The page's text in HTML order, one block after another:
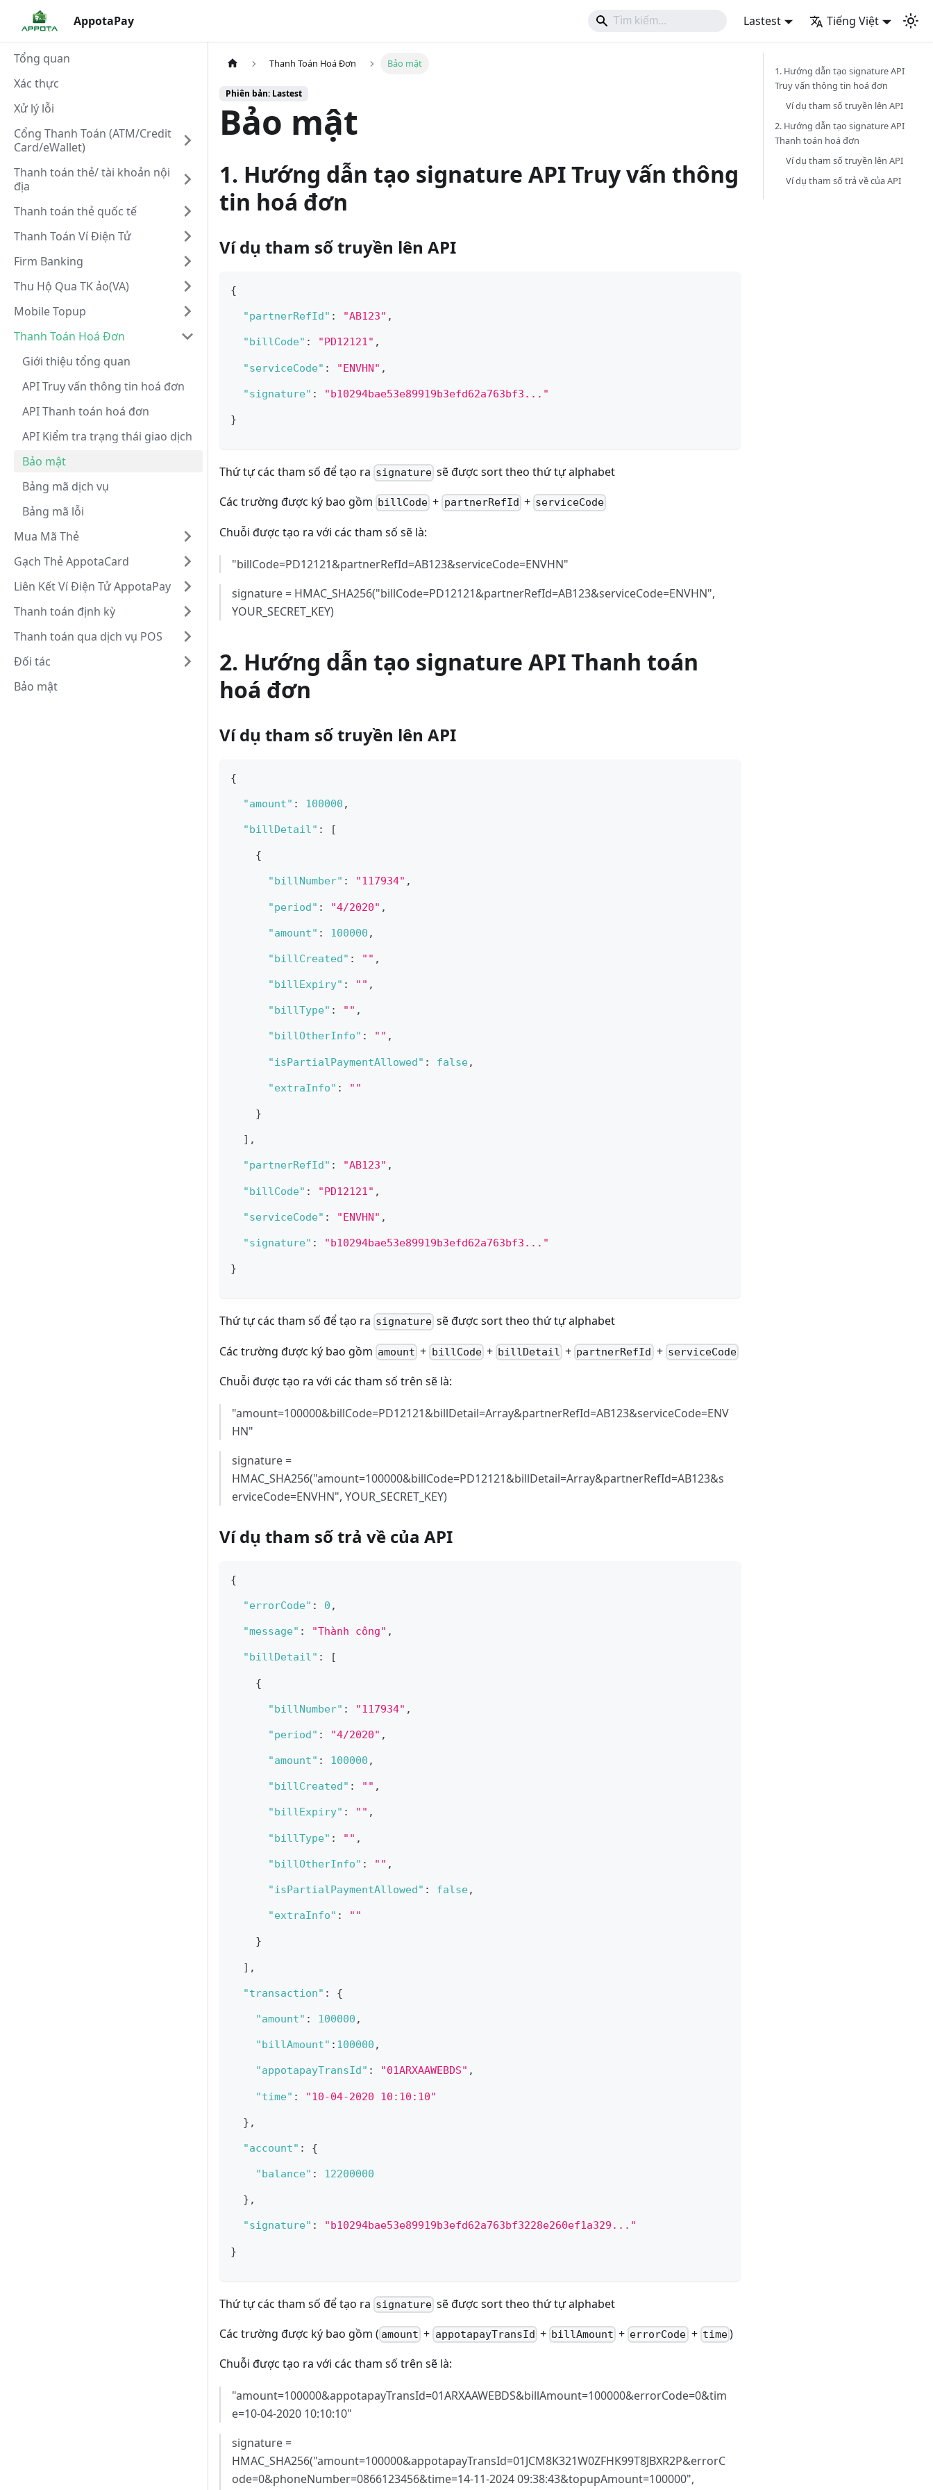
AppotaPay Lastest Tiếng Việt
Tổng quan
Xác thực
Xử lý lỗi
Cổng Thanh Toán (ATM/Credit
Card/eWallet)
Thanh toán thẻ/ tài khoản nội
địa
Thanh toán thẻ quốc tế
Thanh Toán Ví Điện Tử
Firm Banking
Thu Hộ Qua TK ảo(VA)
Mobile Topup
Thanh Toán Hoá Đơn
Giới thiệu tổng quan
API Truy vấn thông tin hoá đơn
API Thanh toán hoá đơn
API Kiểm tra trạng thái giao dịch
Bảo mật
Bảng mã dịch vụ
Bảng mã lỗi
Mua Mã Thẻ
Gạch Thẻ AppotaCard
Liên Kết Ví Điện Tử AppotaPay
Thanh toán định kỳ
Thanh toán qua dịch vụ POS
Đối tác
Bảo mật
Thanh Toán Hoá Đơn Bảo mật
Phiên bản: Lastest
Bảo mật
1. Hướng dẫn tạo signature API Truy vấn thông
tin hoá đơn
Ví dụ tham số truyền lên API
{
"partnerRefId" : "AB123" ,
"billCode" : "PD12121" ,
"serviceCode" : "ENVHN" ,
"signature" : "b10294bae53e89919b3efd62a763bf3..."
}
Thứ tự các tham số để tạo ra signature sẽ được sort theo thứ tự alphabet
Các trường được ký bao gồm billCode + partnerRefId + serviceCode
Chuỗi được tạo ra với các tham số sẽ là:
"billCode=PD12121&partnerRefId=AB123&serviceCode=ENVHN"
signature = HMAC_SHA256("billCode=PD12121&partnerRefId=AB123&serviceCode=ENVHN",
YOUR_SECRET_KEY)
2. Hướng dẫn tạo signature API Thanh toán
hoá đơn
Ví dụ tham số truyền lên API
{
"amount" : 100000 ,
"billDetail" : [
{
"billNumber" : "117934" ,
"period" : "4/2020" ,
"amount" : 100000 ,
"billCreated" : "" ,
"billExpiry" : "" ,
"billType" : "" ,
"billOtherInfo" : "" ,
"isPartialPaymentAllowed" : false,
"extraInfo" : ""
}
] ,
"partnerRefId" : "AB123" ,
"billCode" : "PD12121" ,
"serviceCode" : "ENVHN" ,
"signature" : "b10294bae53e89919b3efd62a763bf3..."
}
Thứ tự các tham số để tạo ra signature sẽ được sort theo thứ tự alphabet
Các trường được ký bao gồm amount + billCode+ billDetail + partnerRefId + serviceCode
Chuỗi được tạo ra với các tham số trên sẽ là:
"amount=100000&billCode=PD12121&billDetail=Array&partnerRefId=AB123&serviceCode=ENV
HN"
signature =
HMAC_SHA256("amount=100000&billCode=PD12121&billDetail=Array&partnerRefId=AB123&s
erviceCode=ENVHN", YOUR_SECRET_KEY)
Ví dụ tham số trả về của API
{
"errorCode" : 0 ,
"message" : "Thành công" ,
"billDetail" : [
{
"billNumber" : "117934" ,
"period" : "4/2020" ,
"amount" : 100000 ,
"billCreated" : "" ,
"billExpiry" : "" ,
"billType" : "" ,
"billOtherInfo" : "" ,
"isPartialPaymentAllowed" : false,
"extraInfo" : ""
}
] ,
"transaction" : {
"amount" : 100000 ,
"billAmount" : 100000 ,
"appotapayTransId" : "01ARXAAWEBDS" ,
"time" : "10-04-2020 10:10:10"
} ,
"account" : {
"balance" : 12200000
} ,
"signature" : "b10294bae53e89919b3efd62a763bf3228e260ef1a329..."
}
Thứ tự các tham số để tạo ra signature sẽ được sort theo thứ tự alphabet
Các trường được ký bao gồm ( amount + appotapayTransId + billAmount + errorCode+ time)
Chuỗi được tạo ra với các tham số trên sẽ là:
"amount=100000&appotapayTransId=01ARXAAWEBDS&billAmount=100000&errorCode=0&tim
e=10-04-2020 10:10:10"
signature =
HMAC_SHA256("amount=100000&appotapayTransId=01JCM8K321W0ZFHK99T8JBXR2P&errorC
ode=0&phoneNumber=0866123456&time=14-11-2024 09:38:43&topupAmount=100000",
1. Hướng dẫn tạo signature API
Truy vấn thông tin hoá đơn
Ví dụ tham số truyền lên API
2. Hướng dẫn tạo signature API
Thanh toán hoá đơn
Ví dụ tham số truyền lên API
Ví dụ tham số trả về của API